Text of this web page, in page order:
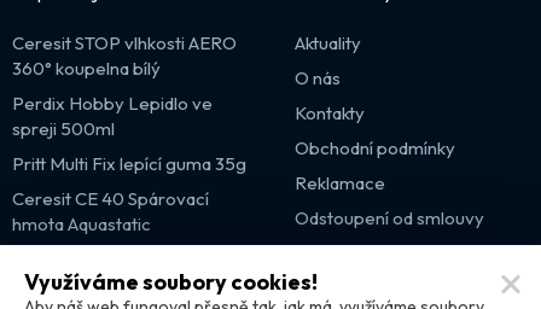
Ceresit STOP vlhkosti AERO
360° koupelna bílý
Perdix Hobby Lepidlo ve
spreji 500ml
Pritt Multi Fix lepící guma 35g
Ceresit CE 40 Spárovací
hmota Aquastatic
Aktuality
O nás
Kontakty
Obchodní podmínky
Reklamace
Odstoupení od smlouvy
Partnerské weby
Využíváme soubory cookies!